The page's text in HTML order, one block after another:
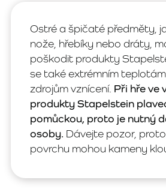
Ostré a špičaté předměty,
nože, hřebíky nebo dráty,
poškodit produkty
se také extrémním
zdrojům vznícení. Při hře ve
produkty Stapelstein
pomůckou, proto je nutný
osoby. Dávejte pozor,
povrchu mohou kameny